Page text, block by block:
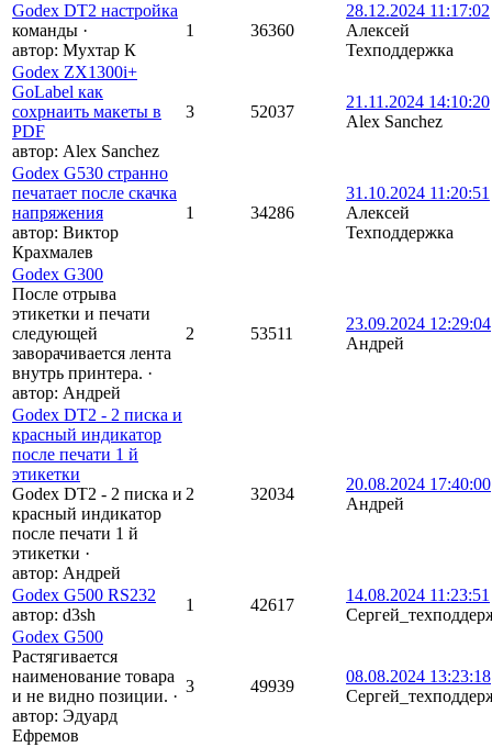
Godex DT2 настройка
команды ·
автор: Мухтар К
1 36360
28.12.2024 11:17:02
Алексей
Техподдержка
Godex ZX1300i+
GoLabel как
сохрнаить макеты в
PDF
автор: Alex Sanchez
3 52037
21.11.2024 14:10:20
Alex Sanchez
Godex G530 странно
печатает после скачка
напряжения
автор: Виктор
Крахмалев
1 34286
31.10.2024 11:20:51
Алексей
Техподдержка
Godex G300
После отрыва
этикетки и печати
следующей
заворачивается лента
внутрь принтера. ·
автор: Андрей
2 53511
23.09.2024 12:29:04
Андрей
Godex DT2 - 2 писка и
красный индикатор
после печати 1 й
этикетки
Godex DT2 - 2 писка и
красный индикатор
после печати 1 й
этикетки ·
автор: Андрей
2 32034
20.08.2024 17:40:00
Андрей
Godex G500 RS232
автор: d3sh
1 42617
14.08.2024 11:23:51
Godex G500
Растягивается
наименование товара
и не видно позиции. ·
автор: Эдуард
Ефремов
3 49939
08.08.2024 13:23:18